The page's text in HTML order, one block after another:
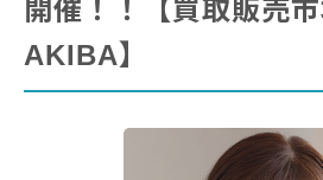
開催！！【買取販売
AKIBA】